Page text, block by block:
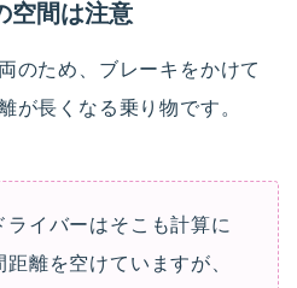
空間は注意
のため、ブレーキをかけて
が長くなる乗り物です。
ライバーはそこも計算に
離を空けていますが、